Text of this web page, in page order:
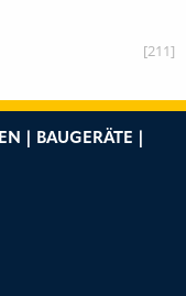
[211]
| BAUGERÄTE |